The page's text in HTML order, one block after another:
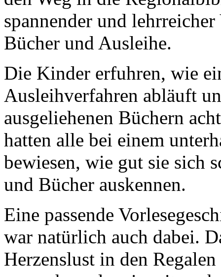
spannender und
Bücher und Ausleihe.
Die Kinder erfuhren, wie
Ausleihverfahren abläuft
ausgeliehenen Büchern
hatten alle bei einem
bewiesen, wie gut sie sich
und Bücher auskennen.
Eine passende
war natürlich auch dabei.
Herzenslust in den